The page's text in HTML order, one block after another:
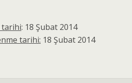
tarihi: 18 Şubat 2014
tarihi: 18 Şubat 2014